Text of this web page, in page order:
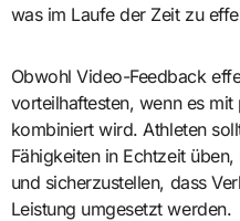
was im Laufe der Zeit zu
Obwohl Video-Feedback
vorteilhaftesten, wenn es
kombiniert wird. Athleten
Fähigkeiten in Echtzeit
und sicherzustellen, dass
Leistung umgesetzt werden.